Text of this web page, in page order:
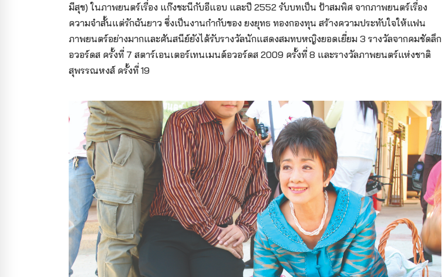
มีสุข) ในภาพยนตร์เรื่อง แก๊งชะนีกับอีแอบ และปี 2552 รับบทเป็น ป้าสมพิศ จากภาพยนตร์เรื่อง
ความจำสั้นแต่รักฉันยาว ซึ่งเป็นงานกำกับของ ยงยุทธ ทองกองทุน สร้างความประทับใจให้แฟน
ภาพยนตร์อย่างมากและศันสนีย์ยังได้รับรางวัลนักแสดงสมทบหญิงยอดเยี่ยม 3 รางวัลจากคมชัดลึก
อวอร์ดส ครั้งที่ 7 สตาร์เอนเตอร์เทนเมนต์อวอร์ดส 2009 ครั้งที่ 8 และรางวัลภาพยนตร์แห่งชาติ
สุพรรณหงส์ ครั้งที่ 19